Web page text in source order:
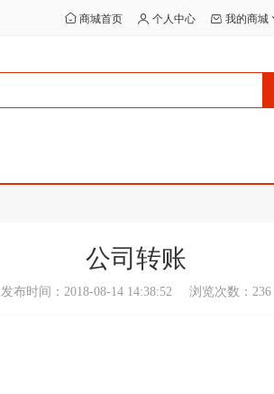
商城首页 个人中心 我的商城
公司转账
发布时间：2018-08-14 14:38:52 浏览次数：236